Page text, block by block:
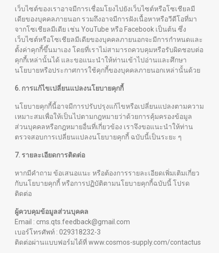
เว็บไซต์ของเราอาจมีการเชื่อมโยงไปยังเว็บไซต์หรือโซเชียลมี
เดียของบุคคลภายนอก รวมถึงอาจมีการฝังเนื้อหาหรือวีดีโอที่มา
จากโซเชียลมีเดีย เช่น YouTube หรือ Facebook เป็นต้น ซึ่ง
เว็บไซต์หรือโซเชียลมีเดียของบุคคลภายนอกจะมีการกำหนดและ
ตั้งค่าคุกกี้ขึ้นมาเอง โดยที่เราไม่สามารถควบคุมหรือรับผิดชอบต่อ
คุกกี้เหล่านั้นได้ และขอแนะนำให้ท่านเข้าไปอ่านและศึกษา
นโยบายหรือประกาศการใช้คุกกี้ของบุคคลภายนอกเหล่านั้นด้วย
6. การแก้ไขเปลี่ยนแปลงนโยบายคุกกี้
นโยบายคุกกี้นี้อาจมีการปรับปรุงแก้ไขหรือเปลี่ยนแปลงตามความ
เหมาะสมเพื่อให้เป็นไปตามกฎหมายว่าด้วยการคุ้มครองข้อมูล
ส่วนบุคคลหรือกฎหมายอื่นที่เกี่ยวข้อง เราจึงขอแนะนำให้ท่าน
ตรวจสอบการเปลี่ยนแปลงนโยบายคุกกี้ ฉบับนี้เป็นระยะ ๆ
7. รายละเอียดการติดต่อ
หากมีคำถาม ข้อเสนอแนะ หรือต้องการรายละเอียดเพิ่มเติมเกี่ยว
กับนโยบายคุกกี้ หรือการปฏิบัติตามนโยบายคุกกี้ฉบับนี้ โปรด
ติดต่อ
ผู้ควบคุมข้อมูลส่วนบุคคล
Email : cms.qts.feedback@gmail.com
เบอร์โทรศัพท์ : 029318232-3
ติดต่อผ่านแบบฟอร์มได้ที่www.cosmos-supply.com/contactus